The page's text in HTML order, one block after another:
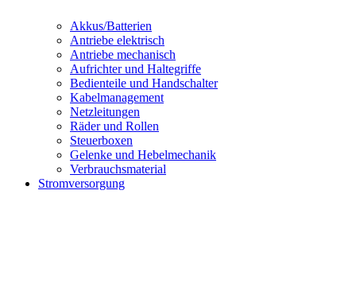
Akkus/Batterien
Antriebe elektrisch
Antriebe mechanisch
Aufrichter und Haltegriffe
Bedienteile und Handschalter
Kabelmanagement
Netzleitungen
Räder und Rollen
Steuerboxen
Gelenke und Hebelmechanik
Verbrauchsmaterial
Stromversorgung